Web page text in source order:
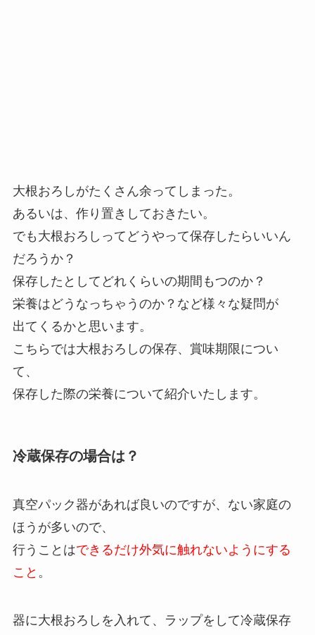
大根おろしがたくさん余ってしまった。
あるいは、作り置きしておきたい。
でも大根おろしってどうやって保存したらいいん
だろうか？
保存したとしてどれくらいの期間もつのか？
栄養はどうなっちゃうのか？など様々な疑問が
出てくるかと思います。
こちらでは大根おろしの保存、賞味期限につい
て、
保存した際の栄養について紹介いたします。
冷蔵保存の場合は？
真空パック器があれば良いのですが、ない家庭の
ほうが多いので、
行うことはできるだけ外気に触れないようにする
こと 。
器に大根おろしを入れて、ラップをして冷蔵保存